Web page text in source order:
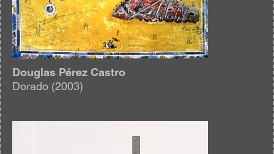
Douglas Pérez Castro
Dorado (2003)